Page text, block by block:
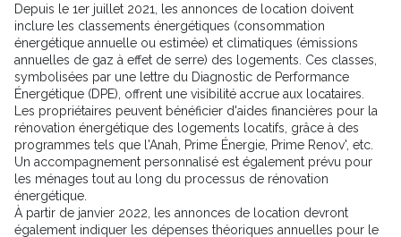
Depuis le 1er juillet 2021, les annonces de location doivent
inclure les classements énergétiques (consommation
énergétique annuelle ou estimée) et climatiques (émissions
annuelles de gaz à effet de serre) des logements. Ces classes,
symbolisées par une lettre du Diagnostic de Performance
Énergétique (DPE), offrent une visibilité accrue aux locataires.
Les propriétaires peuvent bénéficier d'aides financières pour la
rénovation énergétique des logements locatifs, grâce à des
programmes tels que l'Anah, Prime Énergie, Prime Renov', etc.
Un accompagnement personnalisé est également prévu pour
les ménages tout au long du processus de rénovation
énergétique.
À partir de janvier 2022, les annonces de location devront
également indiquer les dépenses théoriques annuelles pour le